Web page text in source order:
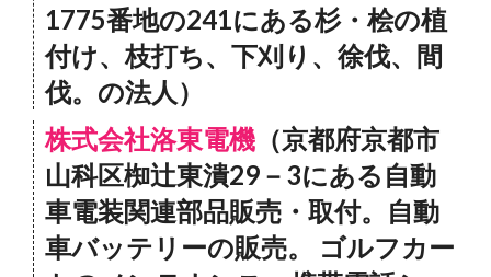
1775番地の241にある杉・桧の植
付け、枝打ち、下刈り、徐伐、間
伐。の法人）
株式会社洛東電機 （京都府京都市
山科区椥辻東潰29－3にある自動
車電装関連部品販売・取付。自動
車バッテリーの販売。 ゴルフカー